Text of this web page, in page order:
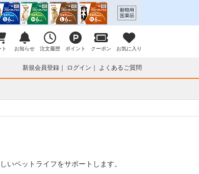
お知らせ 注文履歴 ポイント クーポン お気に入り
新規会員登録 ログイン よくあるご質問
ペットライフをサポートします。